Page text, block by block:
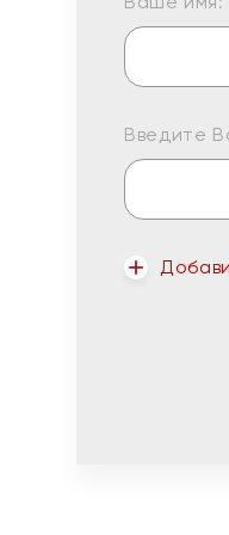
Введите